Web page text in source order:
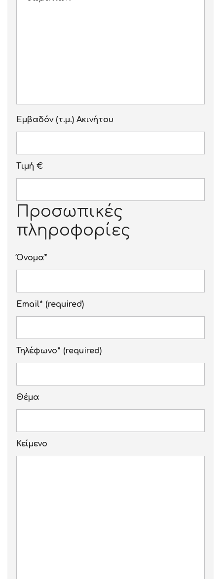
Εμβαδόν (τ.μ.) Ακινήτου
Τιμή €
Προσωπικές
πληροφορίες
Όνομα*
Email* (required)
Τηλέφωνο* (required)
Θέμα
Κείμενο